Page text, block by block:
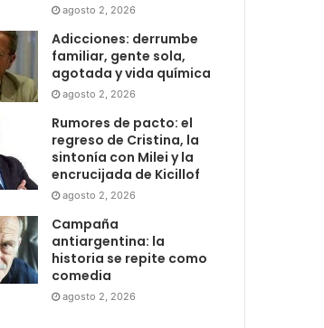
agosto 2, 2026
Adicciones: derrumbe
familiar, gente sola,
agotada y vida química
agosto 2, 2026
Rumores de pacto: el
regreso de Cristina, la
sintonía con Milei y la
encrucijada de Kicillof
agosto 2, 2026
Campaña
antiargentina: la
historia se repite como
comedia
agosto 2, 2026